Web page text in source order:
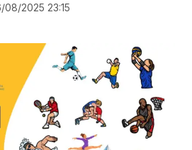
08/2025 23:15